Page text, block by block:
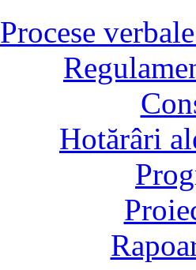
Procese
Hotărâri